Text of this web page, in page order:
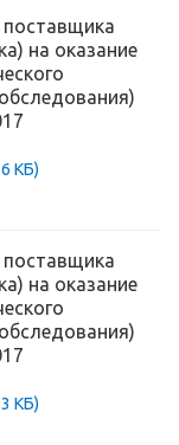
поставщика
на оказание
КБ)
поставщика
на оказание
КБ)